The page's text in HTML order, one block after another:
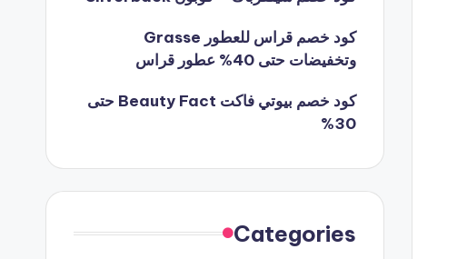
كود خصم قراس للعطور Grasse
وتخفيضات حتى 40% عطور قراس
كود خصم بيوتي فاكت Beauty Fact حتى
30%
Categories